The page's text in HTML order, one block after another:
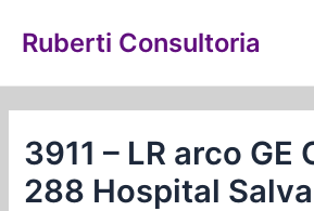
para
conteúdo
Ruberti Consultoria
3911 – LR arco GE
288 Hospital
de